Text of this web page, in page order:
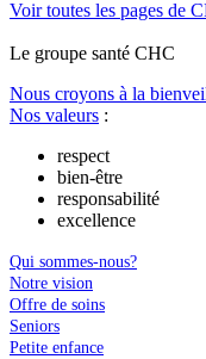
Voir toutes les pages de
Le groupe santé CHC
Nous croyons à la
Nos valeurs :
respect
bien-être
responsabilité
excellence
Qui sommes-nous?
Notre vision
Offre de soins
Seniors
Petite enfance